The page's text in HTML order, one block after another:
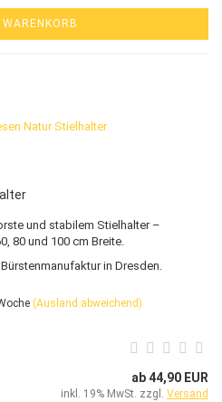
WARENKORB
und stabilem Stielhalter –
80 und 100 cm Breite.
in Dresden.
(Ausland abweichend)
ab 44,90 EUR
inkl. 19% MwSt. zzgl. Versand